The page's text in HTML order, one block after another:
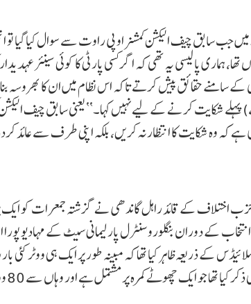
سابق چیف الیکشن کمشنر او پی راوت سے سوال کیا گیا تو
ہماری پالیسی یہ تھی کہ اگر کسی پارٹی کا کوئی سینئر
سامنے حقائق پیش کرتے تاکہ اس نظام میں ان کا بھروسہ
شکایت کرنے کے لیے نہیں کہا۔‘‘ یعنی سابق چیف
کہ وہ شکایت کا انتظار نہ کریں، بلکہ اپنی طرف سے عائد
اختلاف کے قائد راہل گاندھی نے گزشتہ جمعرات کو ایک
کے دوران بنگلورو سنٹرل پارلیمانی سیٹ کے مہادیو پورا
کے ذریعہ ظاہر کیا تھا کہ مبینہ طور پر ایک ہی ووٹر کئی
جو ایک چھوٹے کمرہ پر مشتمل ہے اور وہاں سے 80 ووٹرس رجسٹر ہیں۔